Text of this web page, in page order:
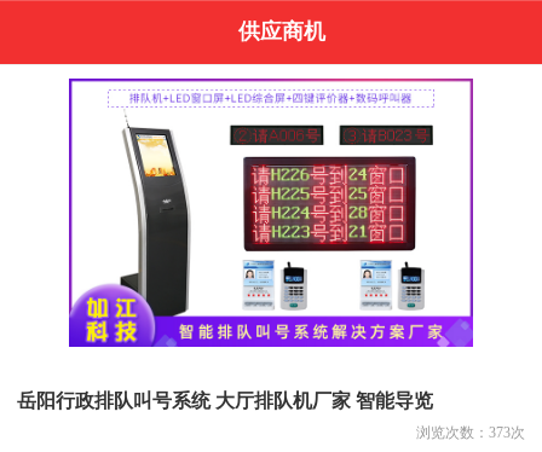
供应商机
岳阳行政排队叫号系统 大厅排队机厂家 智能导览
浏览次数： 373次